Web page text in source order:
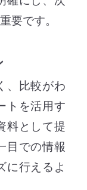
要です。
、比較がわ
トを活用す
料として提
目での情報
に行えるよ